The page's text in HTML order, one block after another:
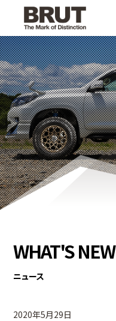
WHAT'S NEW
WHEEL LINEUP
OTHER PRODUCT
GALLERY
CATALOG
PRIVACY POLICY
WHAT'S NEW
ニュース
2020年5月29日